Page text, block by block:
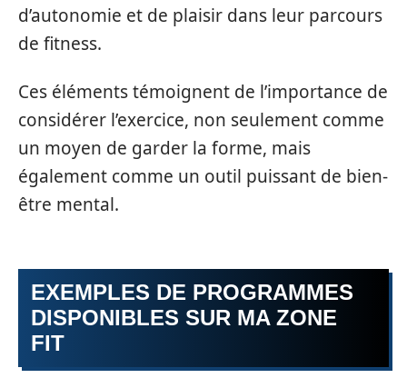
d’autonomie et de plaisir dans leur parcours
de fitness.
Ces éléments témoignent de l’importance de
considérer l’exercice, non seulement comme
un moyen de garder la forme, mais
également comme un outil puissant de bien-
être mental.
EXEMPLES DE PROGRAMMES
DISPONIBLES SUR MA ZONE
FIT